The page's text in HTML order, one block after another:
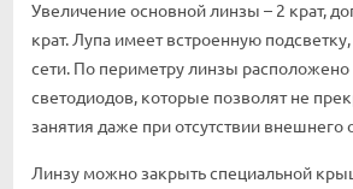
Увеличение основной линзы – 2 крат,
крат. Лупа имеет встроенную
сети. По периметру линзы расположено
светодиодов, которые позволят не
занятия даже при отсутствии
Линзу можно закрыть специальной